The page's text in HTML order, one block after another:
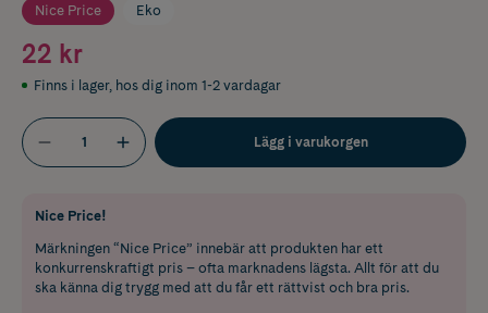
Nice Price Eko
22 kr
Finns i lager, hos dig inom 1-2 vardagar
Lägg i varukorgen
Nice Price!
Märkningen “Nice Price” innebär att produkten har ett
konkurrenskraftigt pris – ofta marknadens lägsta. Allt för att du
ska känna dig trygg med att du får ett rättvist och bra pris.